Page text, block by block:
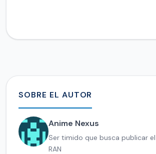
SOBRE EL AUTOR
Anime Nexus
Ser timido que busca publicar
RAN